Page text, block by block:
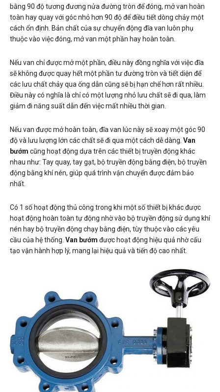
bằng 90 độ tương đương nửa đường tròn để đóng, mở van hoàn
toàn hay quay với góc nhỏ hơn 90 độ để điều tiết dòng chảy một
cách ổn định. Bản chất của sự chuyển động đĩa van luôn phụ
thuộc vào việc đóng, mở van một phần hay hoàn toàn.
Nếu van chỉ được mở một phần, điều này đồng nghĩa với việc đĩa
sẽ không được quay hết một phần tư đường tròn và tiết diện để
các lưu chất chảy qua ống dẫn cũng sẽ bị hạn chế hơn rất nhiều.
Điều này có nghĩa là chỉ có một lượng nhỏ lưu chất sẽ đi qua, làm
giảm đi năng suất dẫn đến việc mất nhiều thời gian.
Nếu van được mở hoàn toàn, đĩa van lúc này sẽ xoay một góc 90
độ và lưu lượng lớn các chất sẽ đi qua một cách dễ dàng. Van
bướm cũng hoạt động dựa trên các thiết bị truyền động khác
nhau như: Tay quay, tay gạt, bộ truyền động bằng điện, bộ truyền
động bằng khí nén, giúp quá trình vận chuyển được đảm bảo
nhất.
Có 1 số hoạt động thủ công trong khi một số thiết bị khác được
hoạt động hoàn toàn tự động nhờ vào bộ truyền động sử dụng khí
nén hay bộ truyền động chạy bằng điện, tùy thuộc vào các yêu
cầu của hệ thống. Van bướm được hoạt động hiệu quả nhờ cấu
tạo vận hành hợp lý, mang lại hiệu quả và tiến độ cao nhất.